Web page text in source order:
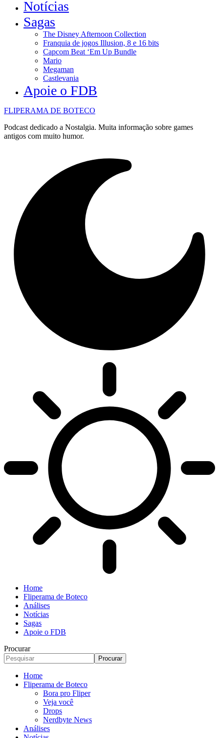
Notícias
Sagas
The Disney Afternoon Collection
Franquia de jogos Illusion, 8 e 16 bits
Capcom Beat ‘Em Up Bundle
Mario
Megaman
Castlevania
Apoie o FDB
FLIPERAMA DE BOTECO
Podcast dedicado a Nostalgia. Muita informação sobre games
antigos com muito humor.
Home
Fliperama de Boteco
Análises
Notícias
Sagas
Apoie o FDB
Procurar
Home
Fliperama de Boteco
Bora pro Fliper
Veja você
Drops
Nerdbyte News
Análises